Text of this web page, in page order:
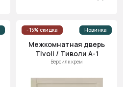
- 15% скидка Новинка
Межкомнатная дверь
Tivoli / Тиволи А-1
Версилк крем